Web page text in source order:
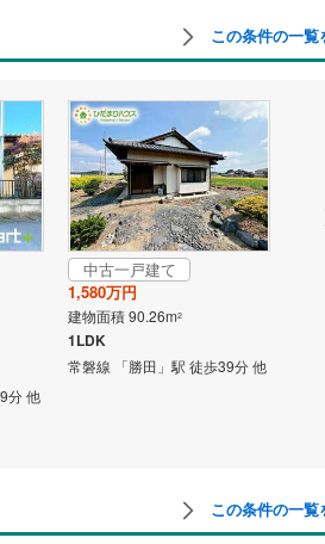
この条件の一覧
分 他
中古一戸建て
1,580万円
建物面積 90.26m2
1LDK
常磐線 「勝田」駅 徒歩39分 他
常
この条件の一覧
バリアフリー住宅（0）
）
対面キッチン（0）